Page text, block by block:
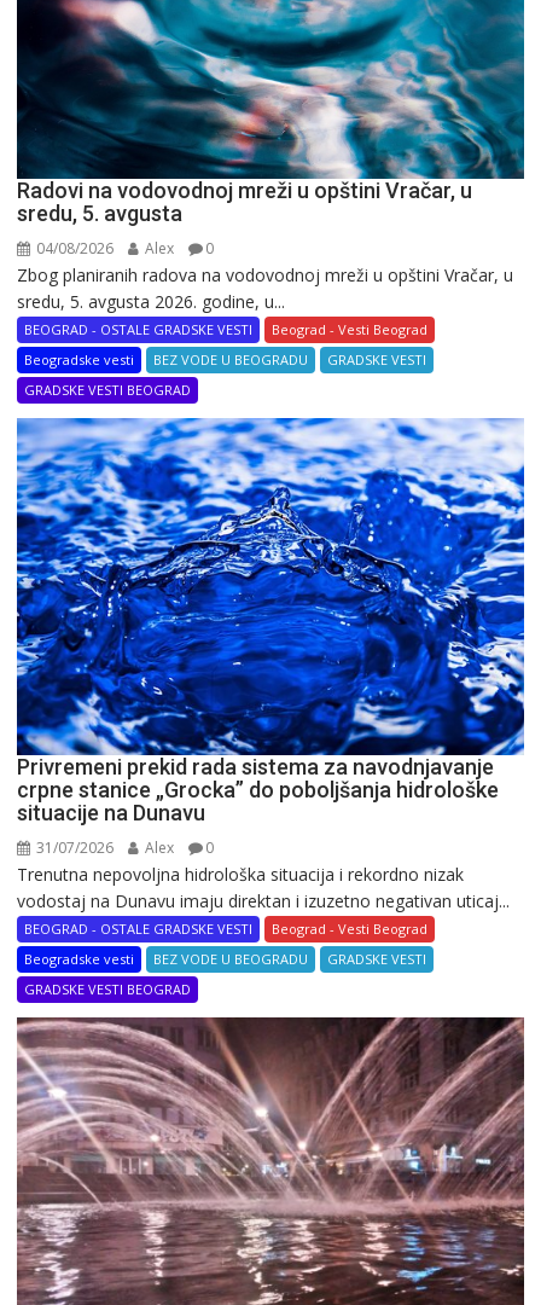
Radovi na vodovodnoj mreži u opštini Vračar, u
sredu, 5. avgusta
04/08/2026 Alex 0
Zbog planiranih radova na vodovodnoj mreži u opštini Vračar, u
sredu, 5. avgusta 2026. godine, u...
BEOGRAD - OSTALE GRADSKE VESTI
Beograd - Vesti Beograd
Beogradske vesti
BEZ VODE U BEOGRADU
GRADSKE VESTI
GRADSKE VESTI BEOGRAD
Privremeni prekid rada sistema za navodnjavanje
crpne stanice „Grocka” do poboljšanja hidrološke
situacije na Dunavu
31/07/2026 Alex 0
Trenutna nepovoljna hidrološka situacija i rekordno nizak
vodostaj na Dunavu imaju direktan i izuzetno negativan uticaj...
BEOGRAD - OSTALE GRADSKE VESTI
Beograd - Vesti Beograd
Beogradske vesti
BEZ VODE U BEOGRADU
GRADSKE VESTI
GRADSKE VESTI BEOGRAD